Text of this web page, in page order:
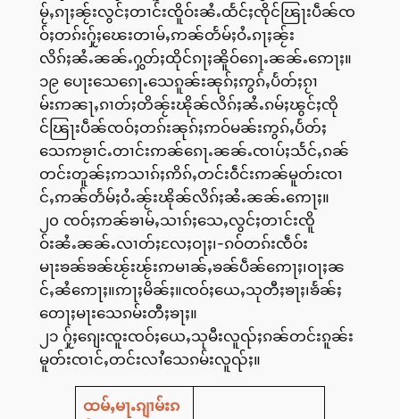
မႂ်ႇၵႃႈၼႂ်းလွင်ႈတၢင်းၸိူဝ်းၼႆႉထႅင်ႈၸိုင်ၽြႃးပဵၼ်ၸ
ဝ်ႈတၵ်းႁႂ်ႈၽေးတၢမ်ႇဢၼ်တႅမ်ႈဝႆႉၵႃႈၼႂ်း
လိၵ်ႈၼႆႉၼၼ်ႉႁွတ်ႈထိုင်ၵႃႈၼိူဝ်ၵေႃႉၼၼ်ႉဢေႃႈ။
၁၉ ပေႃးသေၵေႃႉသေၵူၼ်းၼုၵ်ႈဢွၵ်ႇပႅတ်ႈၵႂၢ
မ်းဢၼႃႇၵၢတ်ႈတိၼႂ်းၽိုၼ်လိၵ်ႈၼႆႉၵမ်ႈၽွင်ႈၸို
င်ၽြႃးပဵၼ်ၸဝ်ႈတၵ်းၼုၵ်ႈဢဝ်မၼ်းဢွၵ်ႇပႅတ်ႈ
သေဢၶႂၢင်ႉတၢင်းဢၼ်ၵေႃႉၼၼ်ႉၸၢပ်ႈသႅင်ႇၵၼ်
တင်းတူၼ်ႈဢသၢၵ်ႈဢိၵ်ႇတင်းဝဵင်းဢၼ်မူတ်းၸၢ
င်ႇဢၼ်တႅမ်ႈဝႆႉၼႂ်းၽိုၼ်လိၵ်ႈၼႆႉၼၼ်ႉဢေႃႈ။
၂၀ ၸဝ်ႈဢၼ်ၶၢမ်ႇသၢၵ်ႈသေႇလွင်ႈတၢင်းၸိူ
ဝ်းၼႆႉၼၼ်ႉလၢတ်ႈလႄႈဝႃႈ၊-ၵဝ်တၵ်းၸဵဝ်း
မႃးၶၼ်ၶၼ်ၽႂ်းၽႂ်းဢမၢၼ်ႇၶၼ်ပဵၼ်ဢေႃႈ၊ဝႃႈၼ
င်ႇၼႆဢေႃႈ။ဢႃႈမိၼ်ႈ။ၸဝ်ႈယေႇသုတီႈၶႃႈ၊ၶႅၼ်ႈ
တေႃႈမႃးသေၵမ်းတီႈၶႃႈ။
၂၁ ႁႂ်ႈၵျေးၸူးၸဝ်ႈယေႇသုမီးလူၺ်ႈၵၼ်တင်းၵူၼ်း
မူတ်းၸၢင်ႇတင်းလၢႆသေၵမ်းလူၺ်ႈ။
ထမ်ႇမႃႉၵျၢမ်းၵ